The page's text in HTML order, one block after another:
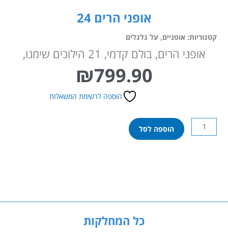
אופני הרים 24
קטגוריות:אופניים, על גלגלים
אופני הרים, בולם קדמי, 21 הילוכים שימנו,
₪799.90
הוספה לרשימת המשאלות
כמות
של
הוספה לסל
כל המחלקות